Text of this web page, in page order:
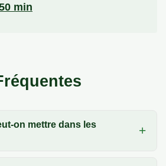
min
on mettre dans les